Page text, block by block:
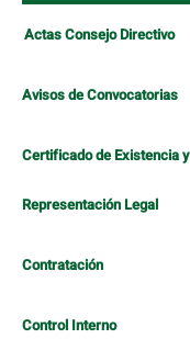
Actas Consejo Directivo
Avisos de Convocatorias
Certificado de Existencia y
Representación Legal
Contratación
Control Interno